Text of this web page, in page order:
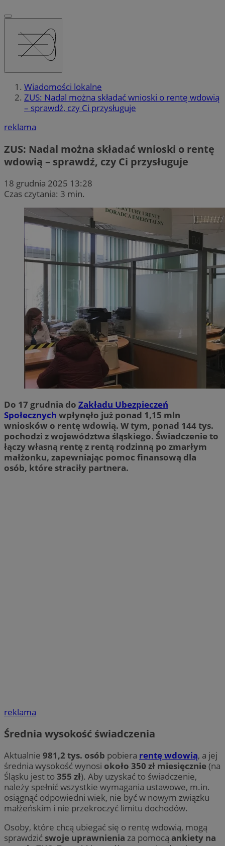
Wiadomości lokalne
ZUS: Nadal można składać wnioski o rentę wdowią
– sprawdź, czy Ci przysługuje
reklama
ZUS: Nadal można składać wnioski o rentę
wdowią – sprawdź, czy Ci przysługuje
18 grudnia 2025 13:28
Czas czytania: 3 min.
Do 17 grudnia do Zakładu Ubezpieczeń
Społecznych wpłynęło już ponad 1,15 mln
wniosków o rentę wdowią. W tym, ponad 144 tys.
pochodzi z województwa śląskiego. Świadczenie to
łączy własną rentę z rentą rodzinną po zmarłym
małżonku, zapewniając pomoc finansową dla
osób, które straciły partnera.
reklama
Średnia wysokość świadczenia
Aktualnie 981,2 tys. osób pobiera rentę wdowią, a jej
średnia wysokość wynosi około 350 zł miesięcznie(na
Śląsku jest to355 zł). Aby uzyskać to świadczenie,
należy spełnić wszystkie wymagania ustawowe, m.in.
osiągnąć odpowiedni wiek, nie być w nowym związku
małżeńskim i nie przekroczyć limitu dochodów.
Osoby, które chcą ubiegać się o rentę wdowią, mogą
sprawdzić swoje uprawnienia za pomocą ankiety na